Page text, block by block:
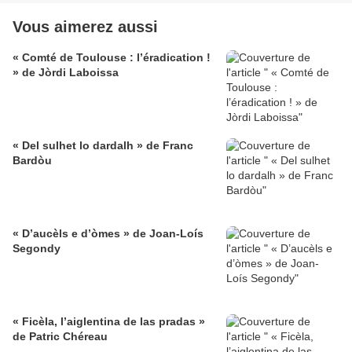
Vous aimerez aussi
« Comté de Toulouse : l’éradication !
» de Jòrdi Laboissa
« Del sulhet lo dardalh » de Franc
Bardòu
« D’aucèls e d’òmes » de Joan-Loís
Segondy
« Ficèla, l’aiglentina de las pradas »
de Patric Chéreau